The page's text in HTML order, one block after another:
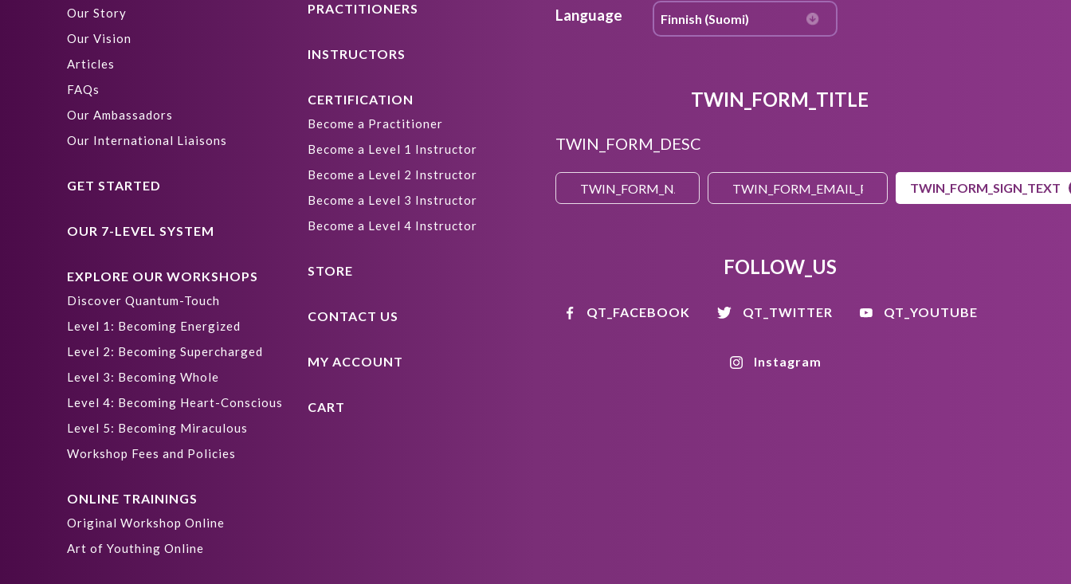
Our Story
Our Vision
Articles
FAQs
Our Ambassadors
Our International Liaisons
GET STARTED
OUR 7-LEVEL SYSTEM
EXPLORE OUR WORKSHOPS
Discover Quantum-Touch
Level 1: Becoming Energized
Level 2: Becoming Supercharged
Level 3: Becoming Whole
Level 4: Becoming Heart-Conscious
Level 5: Becoming Miraculous
Workshop Fees and Policies
ONLINE TRAININGS
Original Workshop Online
Art of Youthing Online
PRACTITIONERS
INSTRUCTORS
CERTIFICATION
Become a Practitioner
Become a Level 1 Instructor
Become a Level 2 Instructor
Become a Level 3 Instructor
Become a Level 4 Instructor
STORE
CONTACT US
MY ACCOUNT
CART
Language
TWIN_FORM_TITLE
TWIN_FORM_DESC
TWIN_FORM_SIGN_TEXT
FOLLOW_US
QT_FACEBOOK QT_TWITTER QT_YOUTUBE
Instagram